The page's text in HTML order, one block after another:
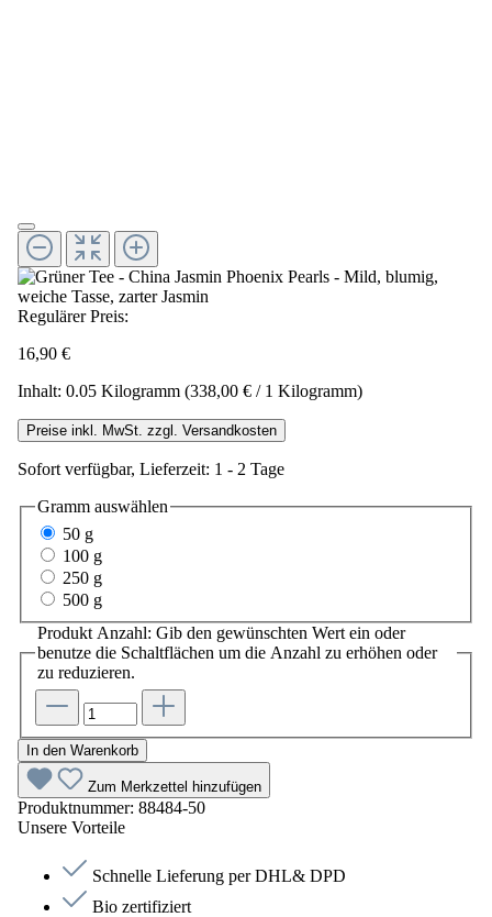
Regulärer Preis:
16,90 €
Inhalt: 0.05 Kilogramm (338,00 € / 1 Kilogramm)
Preise inkl. MwSt. zzgl. Versandkosten
Sofort verfügbar, Lieferzeit: 1 - 2 Tage
Gramm auswählen
50 g
100 g
250 g
500 g
Produkt Anzahl: Gib den gewünschten Wert ein oder
benutze die Schaltflächen um die Anzahl zu erhöhen oder
zu reduzieren.
In den Warenkorb
Zum Merkzettel hinzufügen
Produktnummer: 88484-50
Unsere Vorteile
Schnelle Lieferung per DHL& DPD
Bio zertifiziert